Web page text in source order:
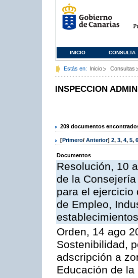
INICIO CONSULTA
Estás en: Inicio Consultas
INSPECCION
209 documentos
[Primero/ Anterior] 2, 3, 4, 5, 6
Documentos
Resolución, 10
de la
para el ejercicio
de Empleo,
Orden, 14 ago
Sostenibilidad,
adscripción a
Educación de